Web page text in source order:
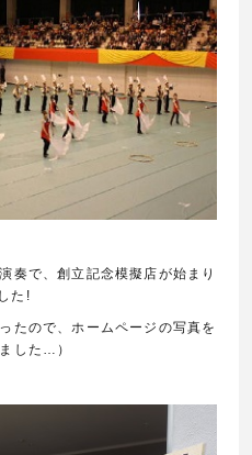
奏で、創立記念模擬店が始まり
た !
たので、ホームページの写真を
した…）